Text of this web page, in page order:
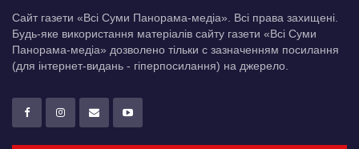
Сайт газети «Всі Суми Панорама-медіа». Всі права захищені.
Будь-яке використання матеріалів сайту газети «Всі Суми
Панорама-медіа» дозволено тільки c зазначенням посилання
(для інтернет-видань - гіперпосилання) на джерело.